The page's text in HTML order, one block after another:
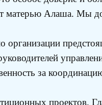
матерью Алаша. Мы
организации
за
проектов.